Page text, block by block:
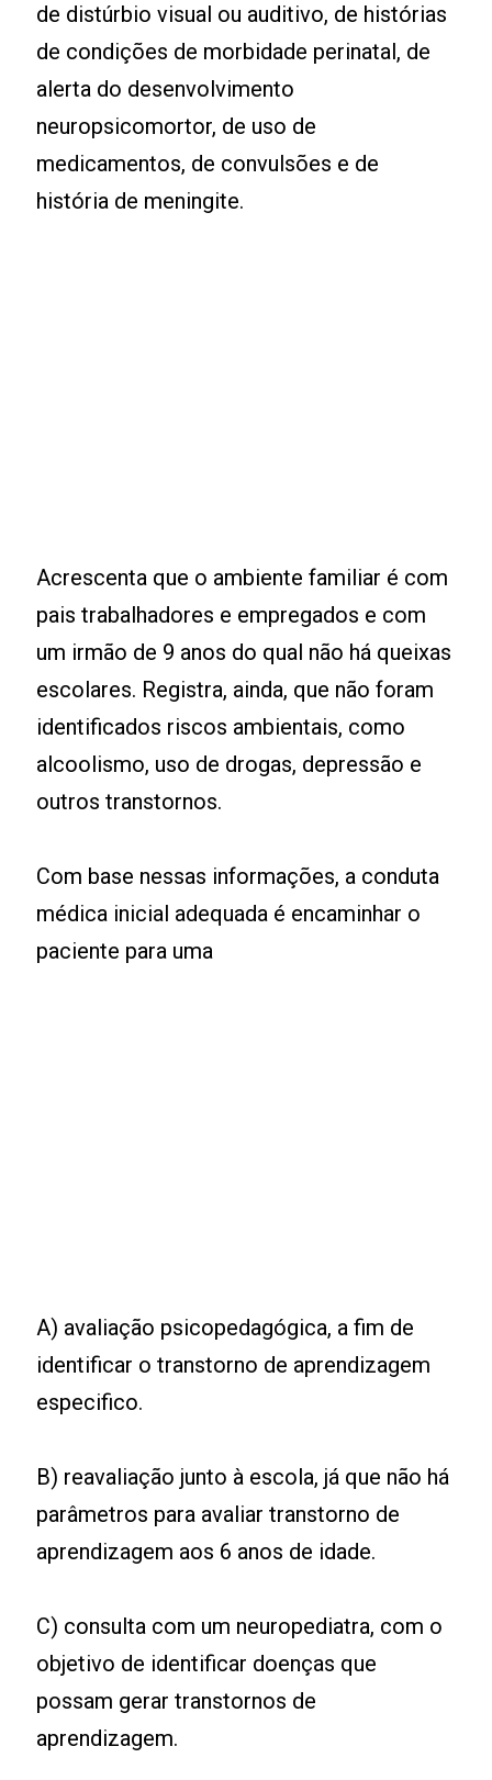
de distúrbio visual ou auditivo, de histórias
de condições de morbidade perinatal, de
alerta do desenvolvimento
neuropsicomortor, de uso de
medicamentos, de convulsões e de
história de meningite.
Acrescenta que o ambiente familiar é com
pais trabalhadores e empregados e com
um irmão de 9 anos do qual não há queixas
escolares. Registra, ainda, que não foram
identificados riscos ambientais, como
alcoolismo, uso de drogas, depressão e
outros transtornos.
Com base nessas informações, a conduta
médica inicial adequada é encaminhar o
paciente para uma
A) avaliação psicopedagógica, a fim de
identificar o transtorno de aprendizagem
especifico.
B) reavaliação junto à escola, já que não há
parâmetros para avaliar transtorno de
aprendizagem aos 6 anos de idade.
C) consulta com um neuropediatra, com o
objetivo de identificar doenças que
possam gerar transtornos de
aprendizagem.